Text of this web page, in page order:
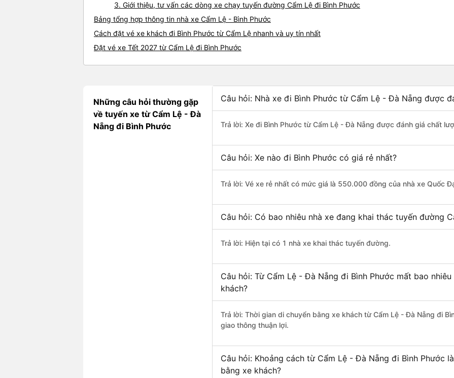
3. Giới thiệu, tư vấn các dòng xe chạy tuyến đường Cẩm Lệ đi Bình Phước
Bảng tổng hợp thông tin nhà xe Cẩm Lệ - Bình Phước
Cách đặt vé xe khách đi Bình Phước từ Cẩm Lệ nhanh và uy tín nhất
Đặt vé xe Tết 2027 từ Cẩm Lệ đi Bình Phước
Những câu hỏi thường gặp
về tuyến xe từ Cẩm Lệ - Đà
Nẵng đi Bình Phước
Câu hỏi: Nhà xe đi Bình Phước từ Cẩm Lệ - Đà Nẵng được
Trả lời: Xe đi Bình Phước từ Cẩm Lệ - Đà Nẵng được đánh giá chất
Câu hỏi: Xe nào đi Bình Phước có giá rẻ nhất?
Trả lời: Vé xe rẻ nhất có mức giá là 550.000 đồng của nhà xe Quốc
Câu hỏi: Có bao nhiêu nhà xe đang khai thác tuyến đường
Trả lời: Hiện tại có 1 nhà xe khai thác tuyến đường.
Câu hỏi: Từ Cẩm Lệ - Đà Nẵng đi Bình Phước mất bao
khách?
Trả lời: Thời gian di chuyển bằng xe khách từ Cẩm Lệ - Đà Nẵng đi
giao thông thuận lợi.
Câu hỏi: Khoảng cách từ Cẩm Lệ - Đà Nẵng đi Bình Phước
bằng xe khách?